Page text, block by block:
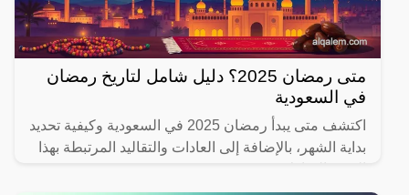
متى رمضان 2025؟ دليل شامل لتاريخ رمضان
في السعودية
اكتشف متى يبدأ رمضان 2025 في السعودية وكيفية تحديد
بداية الشهر، بالإضافة إلى العادات والتقاليد المرتبطة بهذا